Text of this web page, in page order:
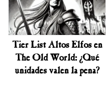
Tier List Altos Elfos en
The Old World: ¿Qué
unidades valen la pena?